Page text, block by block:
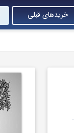
خریدهای قبلی